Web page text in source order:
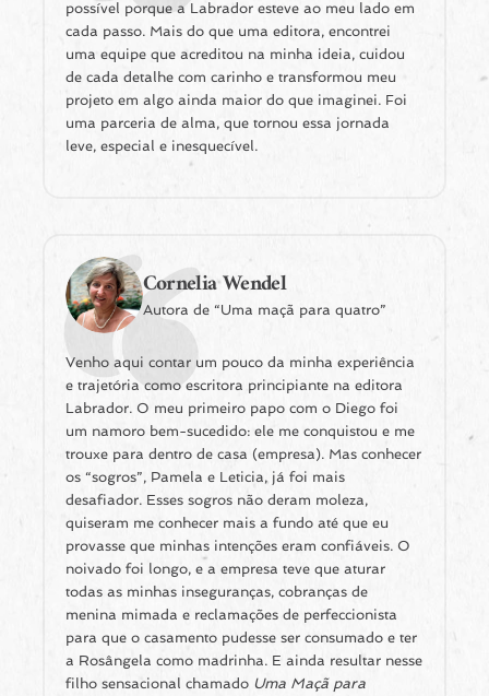
possível porque a Labrador esteve ao meu lado em
cada passo. Mais do que uma editora, encontrei
uma equipe que acreditou na minha ideia, cuidou
de cada detalhe com carinho e transformou meu
projeto em algo ainda maior do que imaginei. Foi
uma parceria de alma, que tornou essa jornada
leve, especial e inesquecível.
Cornelia Wendel
Autora de “Uma maçã para quatro”
Venho aqui contar um pouco da minha experiência
e trajetória como escritora principiante na editora
Labrador. O meu primeiro papo com o Diego foi
um namoro bem-sucedido: ele me conquistou e me
trouxe para dentro de casa (empresa). Mas conhecer
os “sogros”, Pamela e Leticia, já foi mais
desafiador. Esses sogros não deram moleza,
quiseram me conhecer mais a fundo até que eu
provasse que minhas intenções eram confiáveis. O
noivado foi longo, e a empresa teve que aturar
todas as minhas inseguranças, cobranças de
menina mimada e reclamações de perfeccionista
para que o casamento pudesse ser consumado e ter
a Rosângela como madrinha. E ainda resultar nesse
filho sensacional chamado Uma Maçã para